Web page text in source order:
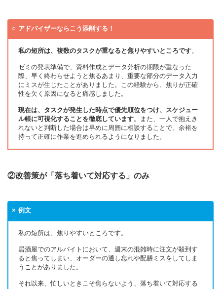
アドバイザーならこう添削する！
私の短所は、複数のタスクが重なると焦りやすいところです。
ゼミの発表準備で、資料作成とデータ分析の期限が重なった
際、早く終わらせようと焦るあまり、重要な部分のデータ入力
にミスが生じたことがありました。この経験から、焦りが正確
性を欠く原因になると痛感しました。
現在は、タスクが発生した時点で優先順位をつけ、スケジュー
ル帳に可視化することを徹底しています。また、一人で抱えき
れないと判断した場合は早めに周囲に相談することで、余裕を
持って正確に作業を進められるようになりました。
②改善策が「落ち着いて対応する」のみ
例文
私の短所は、焦りやすいところです。
居酒屋でのアルバイトにおいて、週末の混雑時に注文が殺到す
ると焦ってしまい、オーダーの通し忘れや配膳ミスをしてしま
うことがありました。
それ以来、忙しいときこそ焦らないよう、落ち着いて対応する